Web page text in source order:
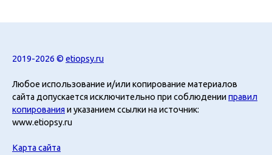
2019-2026 © etiopsy.ru
Любое использование и/или копирование материалов
сайта допускается исключительно при соблюденииправил
копирования и указанием ссылки на источник:
www.etiopsy.ru
Карта сайта